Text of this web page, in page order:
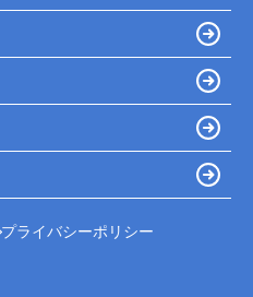
プライバシーポリシー